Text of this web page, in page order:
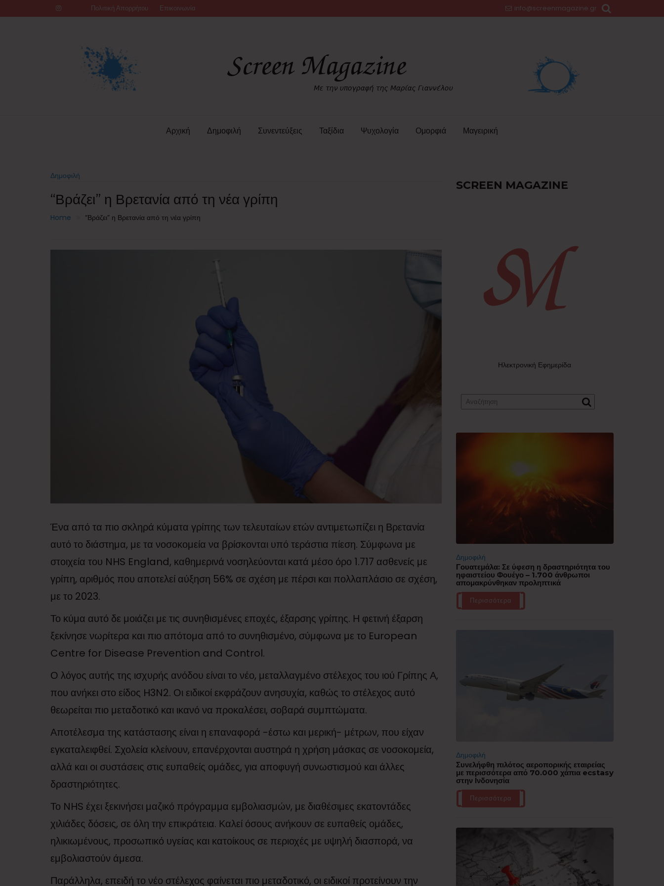
to
Πολιτική Απορρήτου Επικοινωνία info@screenmagazine.gr
Αρχική Δημοφιλή Συνεντεύξεις Ταξίδια Ψυχολογία Ομορφιά Μαγειρική
Δημοφιλή
“Βράζει” η Βρετανία από τη νέα γρίπη
Home “Βράζει” η Βρετανία από τη νέα γρίπη
Ένα από τα πιο σκληρά κύματα γρίπης των τελευταίων ετών αντιμετωπίζει η Βρετανία
αυτό το διάστημα, με τα νοσοκομεία να βρίσκονται υπό τεράστια πίεση. Σύμφωνα με
στοιχεία του NHS England, καθημερινά νοσηλεύονται κατά μέσο όρο 1.717 ασθενείς με
γρίπη, αριθμός που αποτελεί αύξηση 56% σε σχέση με πέρσι και πολλαπλάσιο σε σχέση,
με το 2023.
Το κύμα αυτό δε μοιάζει με τις συνηθισμένες εποχές, έξαρσης γρίπης. Η φετινή έξαρση
ξεκίνησε νωρίτερα και πιο απότομα από το συνηθισμένο, σύμφωνα με το European
Centre for Disease Prevention and Control.
Ο λόγος αυτής της ισχυρής ανόδου είναι το νέο, μεταλλαγμένο στέλεχος του ιού Γρίπης Α,
που ανήκει στο είδος H3N2. Οι ειδικοί εκφράζουν ανησυχία, καθώς το στέλεχος αυτό
θεωρείται πιο μεταδοτικό και ικανό να προκαλέσει, σοβαρά συμπτώματα.
Αποτέλεσμα της κατάστασης είναι η επαναφορά -έστω και μερική- μέτρων, που είχαν
εγκαταλειφθεί. Σχολεία κλείνουν, επανέρχονται αυστηρά η χρήση μάσκας σε νοσοκομεία,
αλλά και οι συστάσεις στις ευπαθείς ομάδες, για αποφυγή συνωστισμού και άλλες
δραστηριότητες.
Το NHS έχει ξεκινήσει μαζικό πρόγραμμα εμβολιασμών, με διαθέσιμες εκατοντάδες
χιλιάδες δόσεις, σε όλη την επικράτεια. Καλεί όσους ανήκουν σε ευπαθείς ομάδες,
ηλικιωμένους, προσωπικό υγείας και κατοίκους σε περιοχές με υψηλή διασπορά, να
εμβολιαστούν άμεσα.
Παράλληλα, επειδή το νέο στέλεχος φαίνεται πιο μεταδοτικό, οι ειδικοί προτείνουν την
SCREEN MAGAZINE
Ηλεκτρονική Εφημερίδα
Δημοφιλή
Γουατεμάλα: Σε ύφεση η δραστηριότητα του
ηφαιστείου Φουέγο – 1.700 άνθρωποι
απομακρύνθηκαν προληπτικά
Περισσότερα
Δημοφιλή
Συνελήφθη πιλότος αεροπορικής εταιρείας
με περισσότερα από 70.000 χάπια ecstasy
στην Ινδονησία
Περισσότερα